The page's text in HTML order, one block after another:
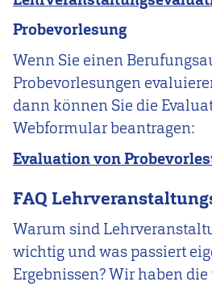
Probevorlesung
Wenn Sie einen
Probevorlesungen
dann können Sie die
Webformular beantragen:
Evaluation von
FAQ
Warum sind
wichtig und was passiert
Ergebnissen? Wir haben